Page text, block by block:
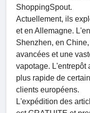
ShoppingSpout.
Actuellement, ils
et en Allemagne.
Shenzhen, en
avancées et une
vapotage. L'entrepôt
plus rapide de
clients européens.
L'expédition des